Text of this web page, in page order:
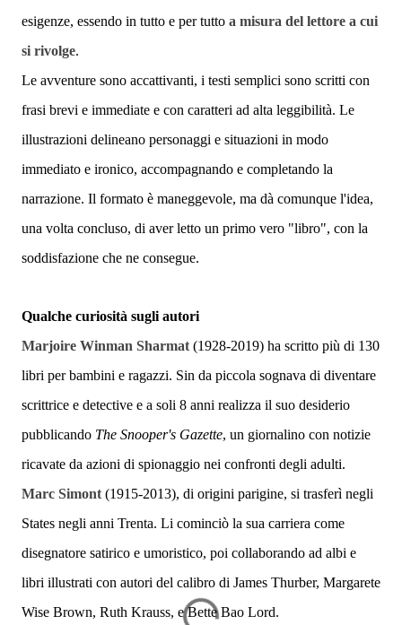
esigenze, essendo in tutto e per tutto a misura del lettore a cui
si rivolge.
Le avventure sono accattivanti, i testi semplici sono scritti con
frasi brevi e immediate e con caratteri ad alta leggibilità. Le
illustrazioni delineano personaggi e situazioni in modo
immediato e ironico, accompagnando e completando la
narrazione. Il formato è maneggevole, ma dà comunque l'idea,
una volta concluso, di aver letto un primo vero "libro", con la
soddisfazione che ne consegue.
Qualche curiosità sugli autori
Marjoire Winman Sharmat (1928-2019) ha scritto più di 130
libri per bambini e ragazzi. Sin da piccola sognava di diventare
scrittrice e detective e a soli 8 anni realizza il suo desiderio
pubblicando The Snooper's Gazette, un giornalino con notizie
ricavate da azioni di spionaggio nei confronti degli adulti.
Marc Simont (1915-2013), di origini parigine, si trasferì negli
States negli anni Trenta. Li cominciò la sua carriera come
disegnatore satirico e umoristico, poi collaborando ad albi e
libri illustrati con autori del calibro di James Thurber, Margarete
Wise Brown, Ruth Krauss, e Bette Bao Lord.